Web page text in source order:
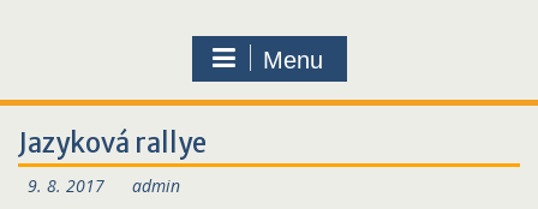
Menu
Jazyková rallye
9. 8. 2017 admin